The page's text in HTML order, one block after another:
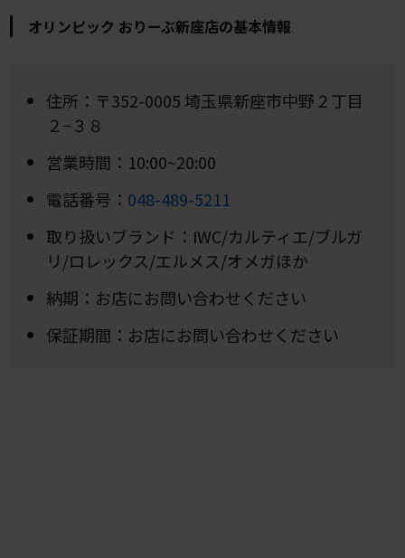
オリンピック おりーぶ新座店の基本情報
住所：〒352-0005 埼玉県新座市中野２丁目
２−３８
営業時間：10:00~20:00
電話番号： 048-489-5211
取り扱いブランド：IWC/カルティエ/ブルガ
リ/ロレックス/エルメス/オメガほか
納期：お店にお問い合わせください
保証期間：お店にお問い合わせください